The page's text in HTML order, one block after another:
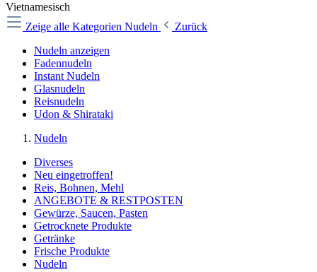
Vietnamesisch
Zeige alle Kategorien Nudeln
Zurück
Nudeln anzeigen
Fadennudeln
Instant Nudeln
Glasnudeln
Reisnudeln
Udon & Shirataki
Nudeln
Diverses
Neu eingetroffen!
Reis, Bohnen, Mehl
ANGEBOTE & RESTPOSTEN
Gewürze, Saucen, Pasten
Getrocknete Produkte
Getränke
Frische Produkte
Nudeln